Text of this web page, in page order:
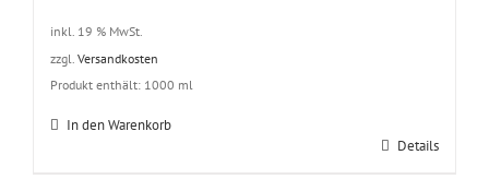
inkl. 19 % MwSt.
zzgl. Versandkosten
Produkt enthält: 1000 ml
In den Warenkorb
Details